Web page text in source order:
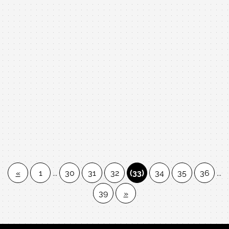
Bass Cover by 中古鋼琴 黃先生(紹荏)
久保田利伸-La La La Love song
« 1 ... 30 31 32 (33) 34 35 36 ...
39 »